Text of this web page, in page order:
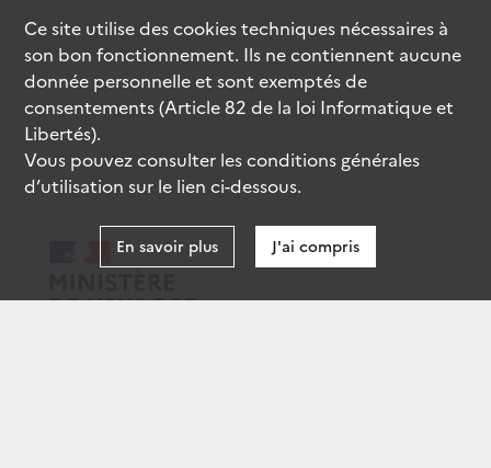
Ce site utilise descookiestechniques nécessaires à
son bon fonctionnement. Ils ne contiennent aucune
donnée personnelle et sont exemptés de
consentements (Article 82 de la loi Informatique et
Libertés).
Vous pouvez consulter les conditions générales
d’utilisation sur le lien ci-dessous.
En savoir plus J'ai compris